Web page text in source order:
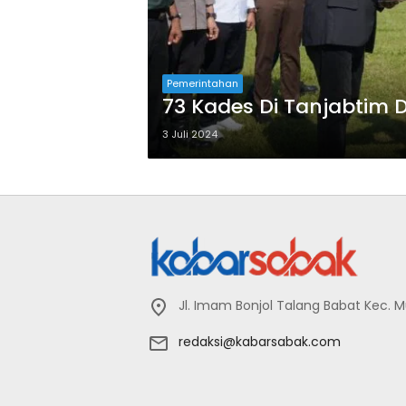
Pemerintahan
73 Kades Di Tanjabtim
3 Juli 2024
Jl. Imam Bonjol Talang Babat Kec.
redaksi@kabarsabak.com